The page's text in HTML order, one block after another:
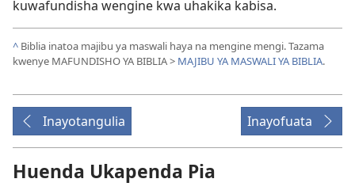
kuwafundisha wengine kwa uhakika kabisa.
^ Biblia inatoa majibu ya maswali haya na mengine mengi. Tazama
kwenye MAFUNDISHO YA BIBLIA > MAJIBU YA MASWALI YA BIBLIA.
Inayotangulia Inayofuata
Huenda Ukapenda Pia